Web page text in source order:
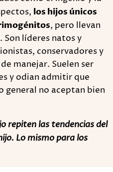
los hijos únicos
, pero llevan
Son líderes natos y
conservadores y
manejar. Suelen ser
y odian admitir que
general no aceptan bien
repiten las tendencias del
Lo mismo para los